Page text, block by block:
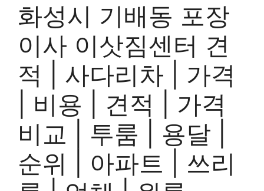
화성시 기배동 포장
이사 이삿짐센터 견
적 | 사다리차 | 가격
| 비용 | 견적 | 가격
비교 | 투룸 | 용달 |
순위 | 아파트 | 쓰리